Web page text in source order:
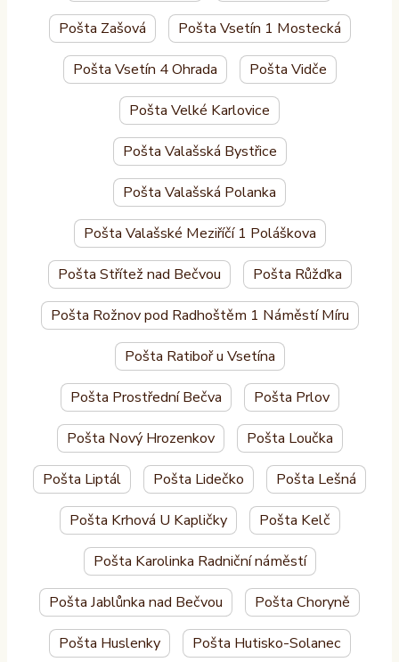
Pošta Zašová Pošta Vsetín 1 Mostecká
Pošta Vsetín 4 Ohrada Pošta Vidče
Pošta Velké Karlovice
Pošta Valašská Bystřice
Pošta Valašská Polanka
Pošta Valašské Meziříčí 1 Poláškova
Pošta Střítež nad Bečvou Pošta Růžďka
Pošta Rožnov pod Radhoštěm 1 Náměstí Míru
Pošta Ratiboř u Vsetína
Pošta Prostřední Bečva Pošta Prlov
Pošta Nový Hrozenkov Pošta Loučka
Pošta Liptál Pošta Lidečko Pošta Lešná
Pošta Krhová U Kapličky Pošta Kelč
Pošta Karolinka Radniční náměstí
Pošta Jablůnka nad Bečvou Pošta Choryně
Pošta Huslenky Pošta Hutisko-Solanec